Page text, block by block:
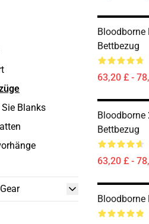
Blanks
Bloodborne
Bettbezug
63,20 £ -
Bloodborne
Bettbezug
63,20 £ -
Bloodborne